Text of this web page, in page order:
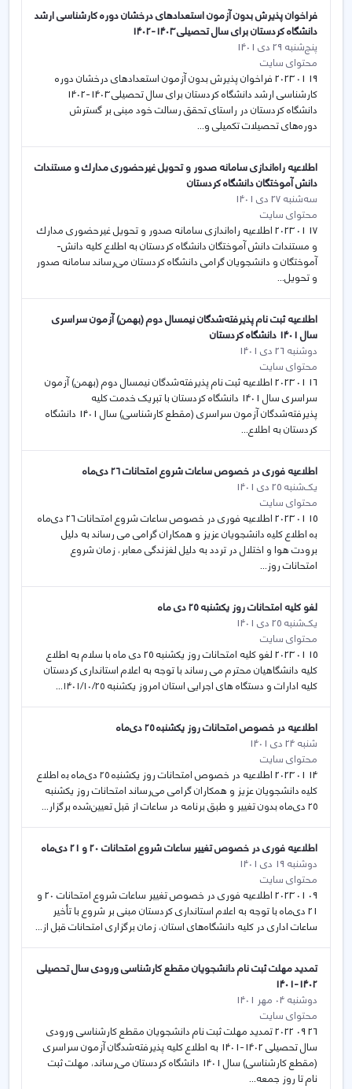
فراخوان پذیرش بدون آزمون استعدادهای درخشان دوره کارشناسی ارشد
دانشگاه کردستان برای سال تحصیلی 1403-1402
پنج‌شنبه 29 دی 1401
محتوای سایت
19 01 2023 فراخوان پذیرش بدون آزمون استعدادهای درخشان دوره
کارشناسی ارشد دانشگاه کردستان برای سال تحصیلی 1403-1402
دانشگاه کردستان در راستای تحقق رسالت خود مبنی بر گسترش
دوره‌های تحصیلات تکمیلی و...
اطلاعیه راه‌اندازی سامانه صدور و تحویل غيرحضوری مدارك و مستندات
دانش آموختگان دانشگاه کردستان
سه‌شنبه 27 دی 1401
محتوای سایت
17 01 2023 اطلاعیه راه‌اندازی سامانه صدور و تحویل غيرحضوری مدارك
و مستندات دانش آموختگان دانشگاه کردستان به اطلاع کلیه دانش‌­
آموختگان و دانشجویان گرامی دانشگاه کردستان می‌رساند سامانه صدور
و تحویل...
اطلاعیه ثبت نام پذیرفته‌شدگان نیمسال دوم (بهمن) آزمون سراسری
سال 1401 دانشگاه کردستان
دوشنبه 26 دی 1401
محتوای سایت
16 01 2023 اطلاعیه ثبت نام پذیرفته‌شدگان نیمسال دوم (بهمن) آزمون
سراسری سال 1401 دانشگاه کردستان با تبریک خدمت کلیه
پذیرفته‌شدگان آزمون سراسری (مقطع کارشناسی) سال 1401 دانشگاه
کردستان به اطلاع...
اطلاعیه فوری در خصوص ساعات شروع امتحانات ۲۶ دی‌ماه
یک‌شنبه 25 دی 1401
محتوای سایت
15 01 2023 اطلاعیه فوری در خصوص ساعات شروع امتحانات ۲۶ دی‌ماه
بە اطلاع کلیە دانشجویان عزیز و همکاران گرامی می رساند به دلیل
برودت هوا و اختلال در تردد به دلیل لغزندگی معابر، زمان شروع
امتحانات روز...
لغو کلیه امتحانات روز یکشنبه 25 دی ماه
یک‌شنبه 25 دی 1401
محتوای سایت
15 01 2023 لغو کلیه امتحانات روز یکشنبه 25 دی ماه با سلام به اطلاع
کلیه دانشگاهیان محترم می رساند با توجه به اعلام استانداری کردستان
کلیه ادارات و دستگاه های اجرایی استان امروز یکشنبه ۱۴۰۱/۱۰/۲۵...
اطلاعیه در خصوص امتحانات روز یکشنبە ۲۵ دی‌ماه
شنبه 24 دی 1401
محتوای سایت
14 01 2023 اطلاعیه در خصوص امتحانات روز یکشنبە ۲۵ دی‌ماه بە اطلاع
کلیە دانشجویان عزیز و همکاران گرامی می‌رساند امتحانات روز یکشنبه
۲۵ دی‌ماه بدون تغییر و طبق برنامه در ساعات از قبل تعیین‌شده برگزار...
اطلاعیه فوری در خصوص تغییر ساعات شروع امتحانات 20 و 21 دی‌ماه
دوشنبه 19 دی 1401
محتوای سایت
09 01 2023 اطلاعیه فوری در خصوص تغییر ساعات شروع امتحانات 20 و
21 دی‌ماه با توجه به اعلام استانداری کردستان مبنی بر شروع با تأخیر
ساعات اداری در کلیه دانشگاه‌های استان، زمان برگزاری امتحانات قبل از...
تمدید مهلت ثبت نام دانشجویان مقطع کارشناسی ورودی سال تحصیلی
1402-1401
دوشنبه 04 مهر 1401
محتوای سایت
26 09 2022 تمدید مهلت ثبت نام دانشجویان مقطع کارشناسی ورودی
سال تحصیلی 1402-1401 به اطلاع کلیه پذیرفته‌شدگان آزمون سراسری
(مقطع کارشناسی) سال 1401 دانشگاه کردستان می‌رساند، مهلت ثبت
نام تا روز جمعه...